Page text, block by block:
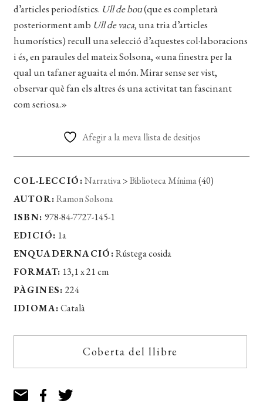
d’articles periodístics. Ull de bou(que es completarà
posteriorment amb Ull de vaca, una tria d’articles
humorístics) recull una selecció d’aquestes col·laboracions
i és, en paraules del mateix Solsona, «una finestra per la
qual un tafaner aguaita el món. Mirar sense ser vist,
observar què fan els altres és una activitat tan fascinant
com seriosa.»
Afegir a la meva llista de desitjos
COL·LECCIÓ:Narrativa>Biblioteca Mínima(40)
AUTOR:Ramon Solsona
ISBN: 978-84-7727-145-1
EDICIÓ: 1a
ENQUADERNACIÓ:Rústega cosida
FORMAT: 13,1 x 21 cm
PÀGINES: 224
IDIOMA:Català
Coberta del llibre